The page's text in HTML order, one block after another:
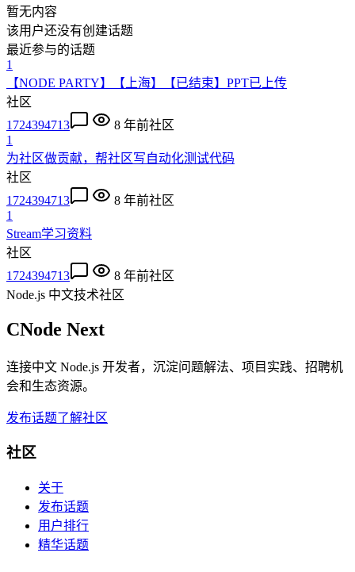
暂无内容
该用户还没有创建话题
最近参与的话题
1
【NODE PARTY】【上海】【已结束】PPT已上传
社区
1724394713
8 年前社区
1
为社区做贡献，帮社区写自动化测试代码
社区
1724394713
8 年前社区
1
Stream学习资料
社区
1724394713
8 年前社区
Node.js 中文技术社区
CNode Next
连接中文 Node.js 开发者，沉淀问题解法、项目实践、招聘机
会和生态资源。
发布话题了解社区
社区
关于
发布话题
用户排行
精华话题